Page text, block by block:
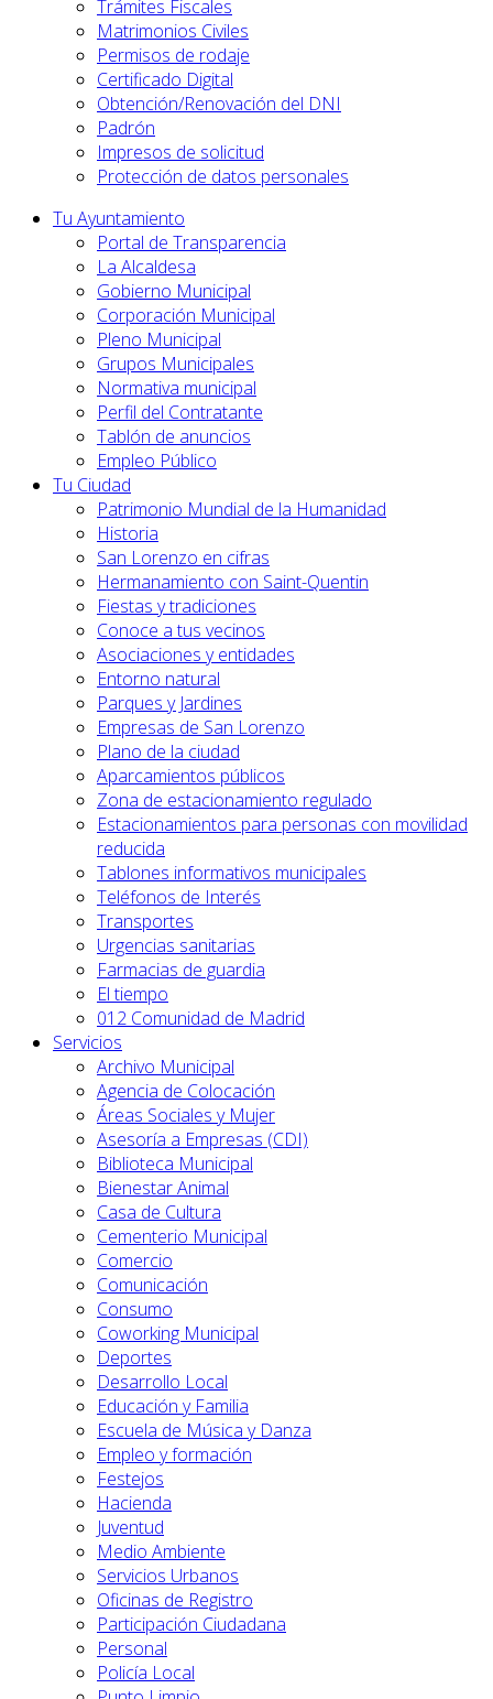
Trámites Fiscales
Matrimonios Civiles
Permisos de rodaje
Certificado Digital
Obtención/Renovación del DNI
Padrón
Impresos de solicitud
Protección de datos personales
Tu Ayuntamiento
Portal de Transparencia
La Alcaldesa
Gobierno Municipal
Corporación Municipal
Pleno Municipal
Grupos Municipales
Normativa municipal
Perfil del Contratante
Tablón de anuncios
Empleo Público
Tu Ciudad
Patrimonio Mundial de la Humanidad
Historia
San Lorenzo en cifras
Hermanamiento con Saint-Quentin
Fiestas y tradiciones
Conoce a tus vecinos
Asociaciones y entidades
Entorno natural
Parques y Jardines
Empresas de San Lorenzo
Plano de la ciudad
Aparcamientos públicos
Zona de estacionamiento regulado
Estacionamientos para personas con movilidad
reducida
Tablones informativos municipales
Teléfonos de Interés
Transportes
Urgencias sanitarias
Farmacias de guardia
El tiempo
012 Comunidad de Madrid
Servicios
Archivo Municipal
Agencia de Colocación
Áreas Sociales y Mujer
Asesoría a Empresas (CDI)
Biblioteca Municipal
Bienestar Animal
Casa de Cultura
Cementerio Municipal
Comercio
Comunicación
Consumo
Coworking Municipal
Deportes
Desarrollo Local
Educación y Familia
Escuela de Música y Danza
Empleo y formación
Festejos
Hacienda
Juventud
Medio Ambiente
Servicios Urbanos
Oficinas de Registro
Participación Ciudadana
Personal
Policía Local